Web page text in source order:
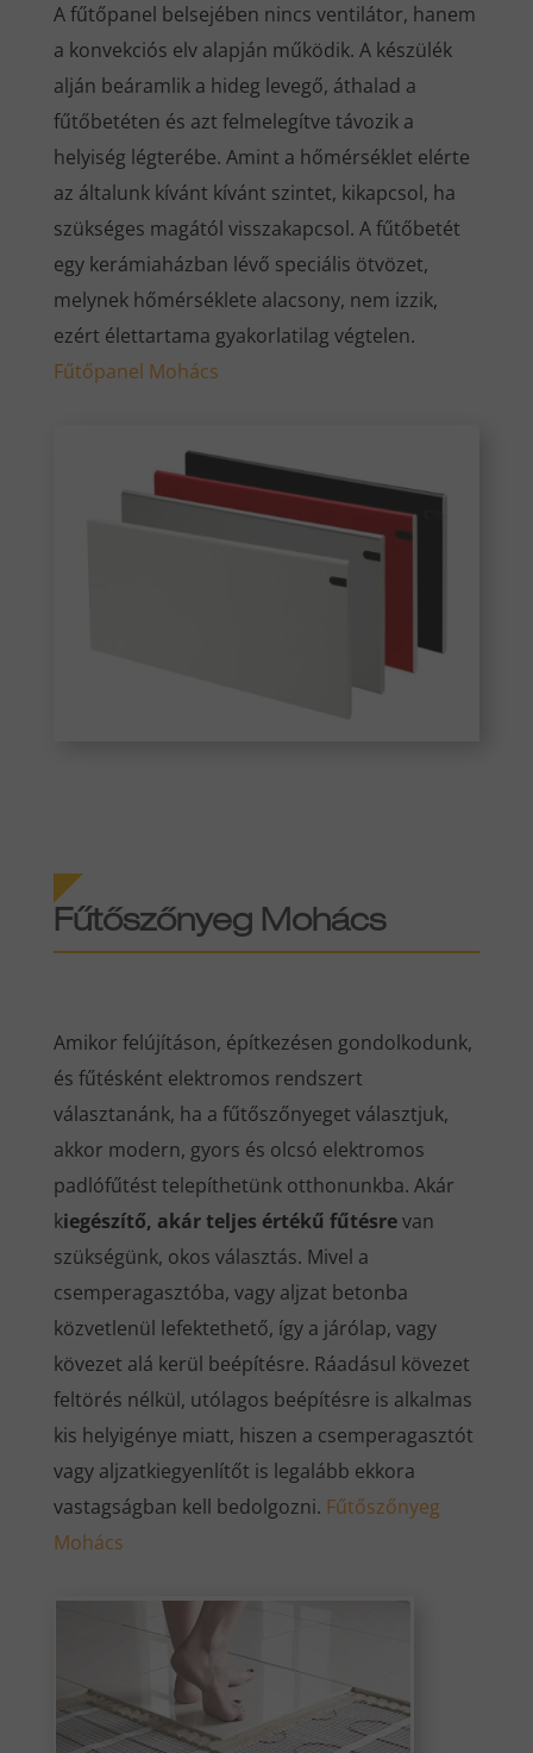
A fűtőpanel belsejében nincs ventilátor, hanem
a konvekciós elv alapján működik. A készülék
alján beáramlik a hideg levegő, áthalad a
fűtőbetéten és azt felmelegítve távozik a
helyiség légterébe. Amint a hőmérséklet elérte
az általunk kívánt kívánt szintet, kikapcsol, ha
szükséges magától visszakapcsol. A fűtőbetét
egy kerámiaházban lévő speciális ötvözet,
melynek hőmérséklete alacsony, nem izzik,
ezért élettartama gyakorlatilag végtelen.
Fűtőpanel Mohács
Fűtőszőnyeg Mohács
Amikor felújításon, építkezésen gondolkodunk,
és fűtésként elektromos rendszert
választanánk, ha a fűtőszőnyeget választjuk,
akkor modern, gyors és olcsó elektromos
padlófűtést telepíthetünk otthonunkba. Akár
kiegészítő, akár teljes értékű fűtésrevan
szükségünk, okos választás. Mivel a
csemperagasztóba, vagy aljzat betonba
közvetlenül lefektethető, így a járólap, vagy
kövezet alá kerül beépítésre. Ráadásul kövezet
feltörés nélkül, utólagos beépítésre is alkalmas
kis helyigénye miatt, hiszen a csemperagasztót
vagy aljzatkiegyenlítőt is legalább ekkora
vastagságban kell bedolgozni. Fűtőszőnyeg
Mohács